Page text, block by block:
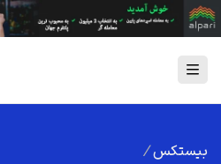
بیستکس /